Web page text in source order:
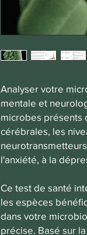
Analyser votre
mentale et
microbes présents
cérébrales, les
l'anxiété, à la
Ce test de santé
les espèces
dans votre
précise. Basé sur